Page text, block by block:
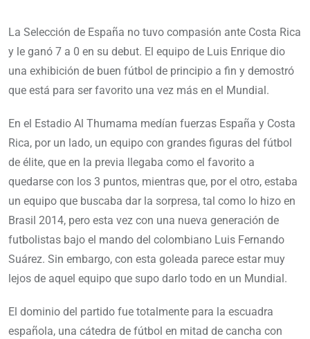
La Selección de España no tuvo compasión ante Costa Rica
y le ganó 7 a 0 en su debut. El equipo de Luis Enrique dio
una exhibición de buen fútbol de principio a fin y demostró
que está para ser favorito una vez más en el Mundial.
En el Estadio Al Thumama medían fuerzas España y Costa
Rica, por un lado, un equipo con grandes figuras del fútbol
de élite, que en la previa llegaba como el favorito a
quedarse con los 3 puntos, mientras que, por el otro, estaba
un equipo que buscaba dar la sorpresa, tal como lo hizo en
Brasil 2014, pero esta vez con una nueva generación de
futbolistas bajo el mando del colombiano Luis Fernando
Suárez. Sin embargo, con esta goleada parece estar muy
lejos de aquel equipo que supo darlo todo en un Mundial.
El dominio del partido fue totalmente para la escuadra
española, una cátedra de fútbol en mitad de cancha con